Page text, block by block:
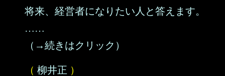
将来、経営者になりたい人と答えます。
……
（→続きはクリック）
（ 柳井正 ）